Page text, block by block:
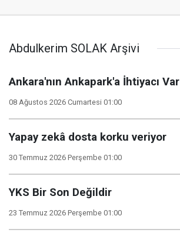
Abdulkerim SOLAK Arşivi
Ankara'nın Ankapark'a İhtiyacı Var
08 Ağustos 2026 Cumartesi 01:00
Yapay zekâ dosta korku veriyor
30 Temmuz 2026 Perşembe 01:00
YKS Bir Son Değildir
23 Temmuz 2026 Perşembe 01:00